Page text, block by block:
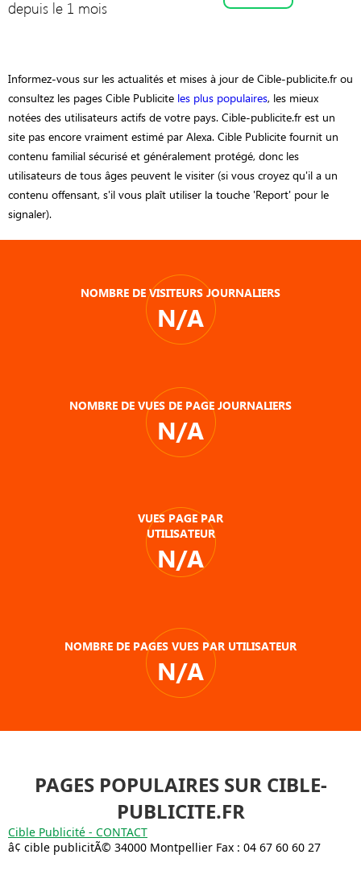
depuis le 1 mois
Informez-vous sur les actualités et mises à jour de Cible-publicite.fr ou
consultez les pages Cible Publicite les plus populaires, les mieux
notées des utilisateurs actifs de votre pays. Cible-publicite.fr est un
site pas encore vraiment estimé par Alexa. Cible Publicite fournit un
contenu familial sécurisé et généralement protégé, donc les
utilisateurs de tous âges peuvent le visiter (si vous croyez qu'il a un
contenu offensant, s'il vous plaît utiliser la touche 'Report' pour le
signaler).
NOMBRE DE VISITEURS JOURNALIERS
N/A
NOMBRE DE VUES DE PAGE JOURNALIERS
N/A
VUES PAGE PAR
UTILISATEUR
N/A
NOMBRE DE PAGES VUES PAR UTILISATEUR
N/A
PAGES POPULAIRES SUR CIBLE-
PUBLICITE.FR
Cible Publicité - CONTACT
â¢ cible publicitÃ© 34000 Montpellier Fax : 04 67 60 60 27